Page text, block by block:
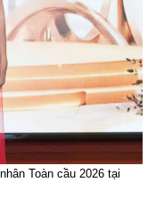
Toàn cầu 2026 tại